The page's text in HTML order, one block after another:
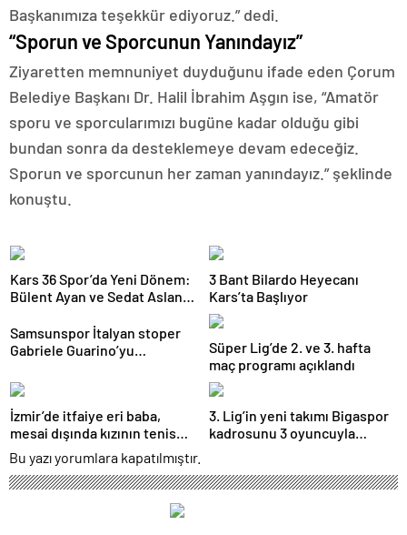
Başkanımıza teşekkür ediyoruz.” dedi.
“Sporun ve Sporcunun Yanındayız”
Ziyaretten memnuniyet duyduğunu ifade eden Çorum
Belediye Başkanı Dr. Halil İbrahim Aşgın ise, “Amatör
sporu ve sporcularımızı bugüne kadar olduğu gibi
bundan sonra da desteklemeye devam edeceğiz.
Sporun ve sporcunun her zaman yanındayız.” şeklinde
konuştu.
Kars 36 Spor’da Yeni Dönem:
Bülent Ayan ve Sedat Aslan
3 Bant Bilardo Heyecanı
Kars’ta Başlıyor
Samsunspor İtalyan stoper
Gabriele Guarino’yu
Süper Lig’de 2. ve 3. hafta
maç programı açıklandı
İzmir’de itfaiye eri baba,
mesai dışında kızının tenis
antrenörlüğünü yapıyor
3. Lig’in yeni takımı Bigaspor
kadrosunu 3 oyuncuyla
Bu yazı yorumlara kapatılmıştır.